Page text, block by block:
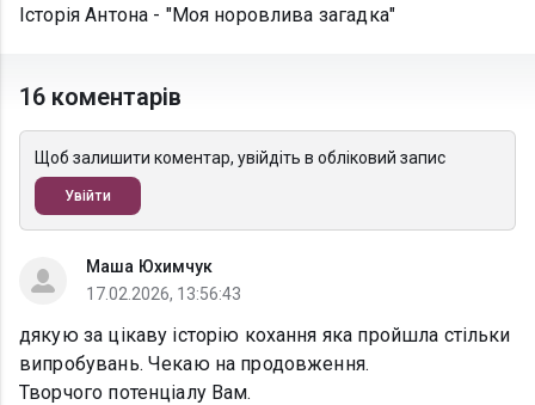
Історія Антона - "Моя норовлива загадка"
16 коментарів
Щоб залишити коментар, увійдіть в обліковий запис
Увійти
Маша Юхимчук
17.02.2026, 13:56:43
дякую за цікаву історію кохання яка пройшла стільки
випробувань. Чекаю на продовження.
Творчого потенціалу Вам.